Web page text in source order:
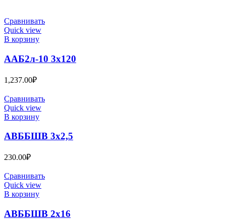
Сравнивать
Quick view
В корзину
ААБ2л-10 3х120
1,237.00₽
Сравнивать
Quick view
В корзину
АВББШВ 3х2,5
230.00₽
Сравнивать
Quick view
В корзину
АВББШВ 2х16